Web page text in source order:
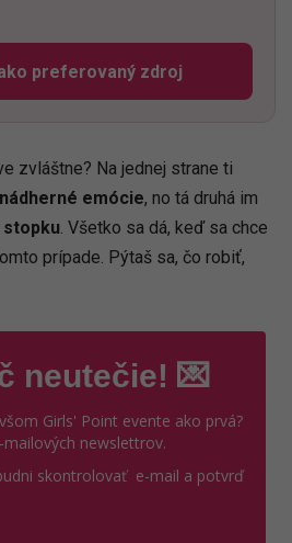
preferovaný zdroj
Odzadu, odkaz sa otvorí v
zvláštne? Na jednej strane ti
nádherné emócie, no tá druhá im
stopku. Všetko sa dá, keď sa chce
prípade. Pýtaš sa, čo robiť,
neutečie! 💌
Girls' Point evente ako prvá?
newslettrov.
skontrolovať e-mail a potvrď